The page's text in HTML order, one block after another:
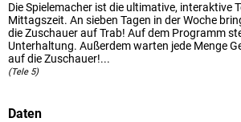
Die Spielemacher ist die ultimative, interaktive
Mittagszeit. An sieben Tagen in der Woche
die Zuschauer auf Trab! Auf dem Programm
Unterhaltung. Außerdem warten jede Menge
auf die Zuschauer!...
(Tele 5)
Daten